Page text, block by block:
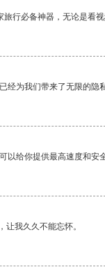
行必备神器，无论是看
经为我们带来了无限的隐
以给你提供最高速度和安
让我久久不能忘怀。